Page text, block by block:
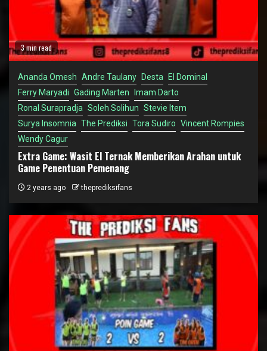
3 min read
Ananda Omesh Andre Taulany Desta El Dominal
Ferry Maryadi Gading Marten Imam Darto
Ronal Surapradja Soleh Solihun Stevie Item
Surya Insomnia The Prediksi Tora Sudiro Vincent Rompies
Wendy Cagur
Extra Game: Wasit El Ternak Memberikan Arahan untuk
Game Penentuan Pemenang
2 years ago theprediksifans